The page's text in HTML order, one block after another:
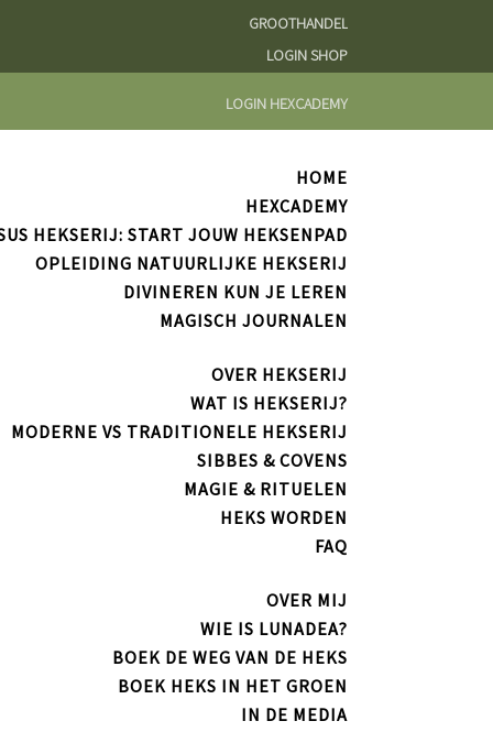
GROOTHANDEL
LOGIN SHOP
LOGIN HEXCADEMY
HOME
HEXCADEMY
HEKSERIJ: START JOUW HEKSENPAD
OPLEIDING NATUURLIJKE HEKSERIJ
DIVINEREN KUN JE LEREN
MAGISCH JOURNALEN
OVER HEKSERIJ
WAT IS HEKSERIJ?
MODERNE VS TRADITIONELE HEKSERIJ
SIBBES & COVENS
MAGIE & RITUELEN
HEKS WORDEN
FAQ
OVER MIJ
WIE IS LUNADEA?
BOEK DE WEG VAN DE HEKS
BOEK HEKS IN HET GROEN
IN DE MEDIA